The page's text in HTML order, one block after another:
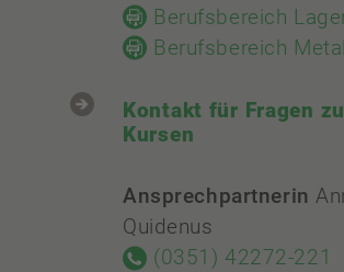
Berufsbereich
Berufsbereich Metall
Kontakt für Fragen
Kursen
Ansprechpartnerin
Quidenus
(0351) 42272-221